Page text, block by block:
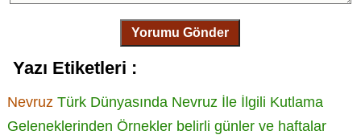
Yorumu Gönder
Yazı Etiketleri :
Nevruz Türk Dünyasında Nevruz İle İlgili Kutlama
Geleneklerinden Örnekler belirli günler ve haftalar